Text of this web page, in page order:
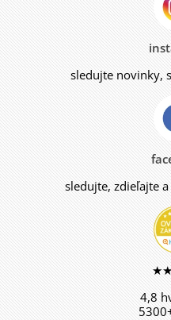
sledujte novinky,
sledujte, zdieľajte
4,8